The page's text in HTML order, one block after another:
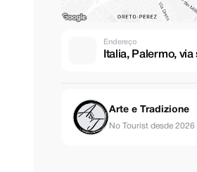
Endereço
Italia, Palermo, via
Arte e Tradizione
No Tourist desde 2026